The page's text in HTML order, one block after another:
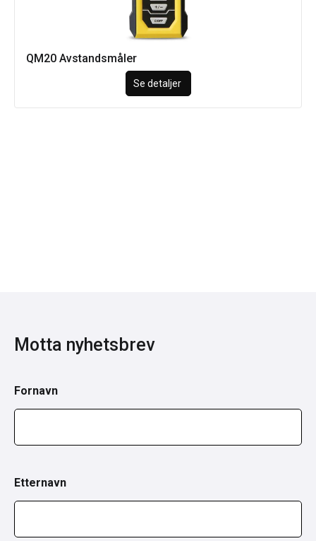
QM20 Avstandsmåler
Se detaljer
Motta nyhetsbrev
Fornavn
Etternavn